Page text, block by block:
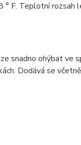
° F. Teplotní
snadno ohýbat ve
Dodává se